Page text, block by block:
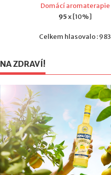
Domácí aromaterapie
95x [10%]
Celkem hlasovalo : 983
NA ZDRAVÍ!